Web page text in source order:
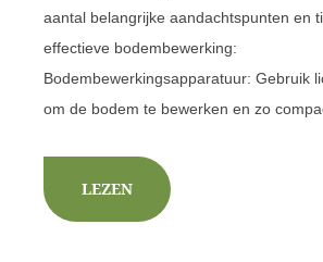
aantal belangrijke aandachtspunten en
effectieve bodembewerking:
Bodembewerkingsapparatuur: Gebruik
om de bodem te bewerken en zo
LEZEN